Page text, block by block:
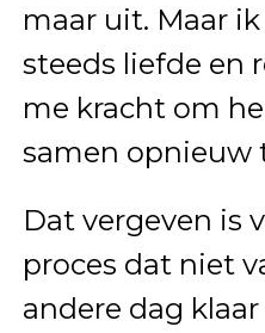
maar uit. Maar
steeds liefde en
me kracht om
samen opnieuw
Dat vergeven is
proces dat niet
andere dag